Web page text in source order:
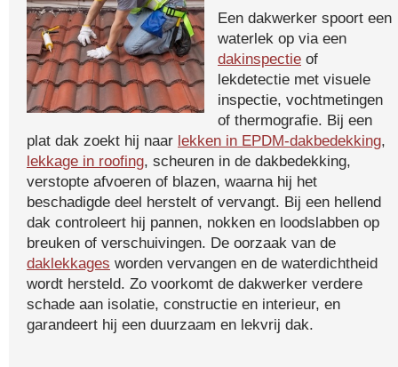
Een dakwerker spoort een
waterlek op via een
dakinspectie of
lekdetectie met visuele
inspectie, vochtmetingen
of thermografie. Bij een
plat dak zoekt hij naar lekken in EPDM-dakbedekking,
lekkage in roofing, scheuren in de dakbedekking,
verstopte afvoeren of blazen, waarna hij het
beschadigde deel herstelt of vervangt. Bij een hellend
dak controleert hij pannen, nokken en loodslabben op
breuken of verschuivingen. De oorzaak van de
daklekkages worden vervangen en de waterdichtheid
wordt hersteld. Zo voorkomt de dakwerker verdere
schade aan isolatie, constructie en interieur, en
garandeert hij een duurzaam en lekvrij dak.